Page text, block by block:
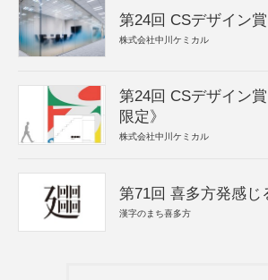
第24回 CSデザイン
株式会社中川ケミカル
第24回 CSデザイン
限定》
株式会社中川ケミカル
第71回 喜多方発感じ
漢字のまち喜多方